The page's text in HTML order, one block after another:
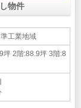
物件
工業地域
坪 2階:88.9坪 3階:8